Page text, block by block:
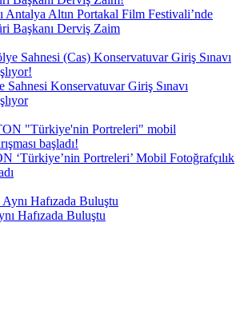
Antalya Altın Portakal Film Festivali’nde
Başkanı Derviş Zaim
Konservatuvar Giriş Sınavı
‘Türkiye’nin Portreleri’ Mobil Fotoğrafçılık
Hafızada Buluştu